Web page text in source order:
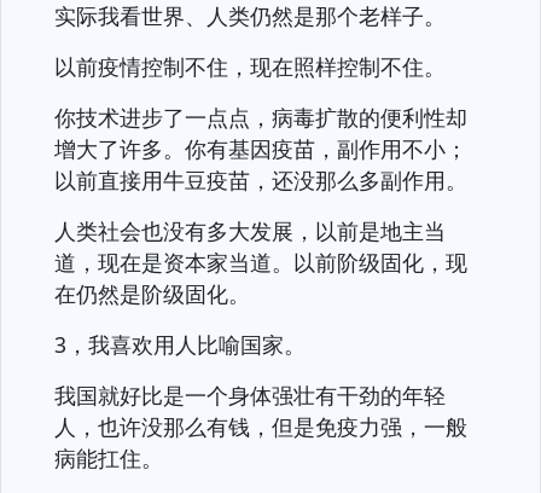
实际我看世界、人类仍然是那个老样子。
以前疫情控制不住，现在照样控制不住。
你技术进步了一点点，病毒扩散的便利性却
增大了许多。你有基因疫苗，副作用不小；
以前直接用牛豆疫苗，还没那么多副作用。
人类社会也没有多大发展，以前是地主当
道，现在是资本家当道。以前阶级固化，现
在仍然是阶级固化。
3，我喜欢用人比喻国家。
我国就好比是一个身体强壮有干劲的年轻
人，也许没那么有钱，但是免疫力强，一般
病能扛住。